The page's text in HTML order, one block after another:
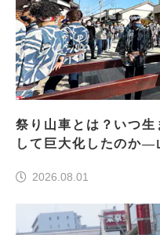
祭り山車とは？いつ生
して巨大化したのか
2026.08.01